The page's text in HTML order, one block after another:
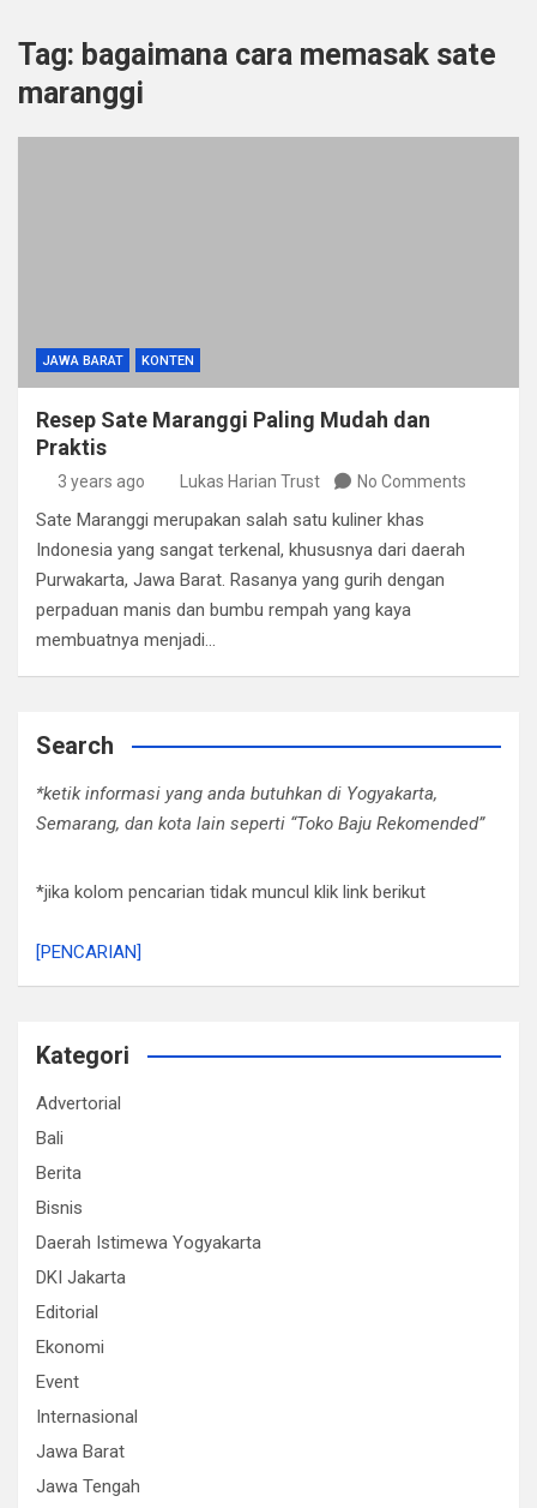
Tag: bagaimana cara memasak sate
maranggi
JAWA BARAT KONTEN
Resep Sate Maranggi Paling Mudah dan
Praktis
3 years ago Lukas Harian Trust No Comments
Sate Maranggi merupakan salah satu kuliner khas
Indonesia yang sangat terkenal, khususnya dari daerah
Purwakarta, Jawa Barat. Rasanya yang gurih dengan
perpaduan manis dan bumbu rempah yang kaya
membuatnya menjadi…
Search
*ketik informasi yang anda butuhkan di Yogyakarta,
Semarang, dan kota lain seperti “Toko Baju Rekomended”
*jika kolom pencarian tidak muncul klik link berikut
[PENCARIAN]
Kategori
Advertorial
Bali
Berita
Bisnis
Daerah Istimewa Yogyakarta
DKI Jakarta
Editorial
Ekonomi
Event
Internasional
Jawa Barat
Jawa Tengah